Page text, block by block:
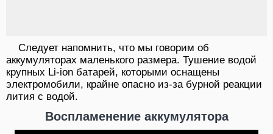
Следует напомнить, что мы говорим об
аккумуляторах маленького размера. Тушение водой
крупных Li-ion батарей, которыми оснащены
электромобили, крайне опасно из-за бурной реакции
лития с водой.
Воспламенение аккумулятора